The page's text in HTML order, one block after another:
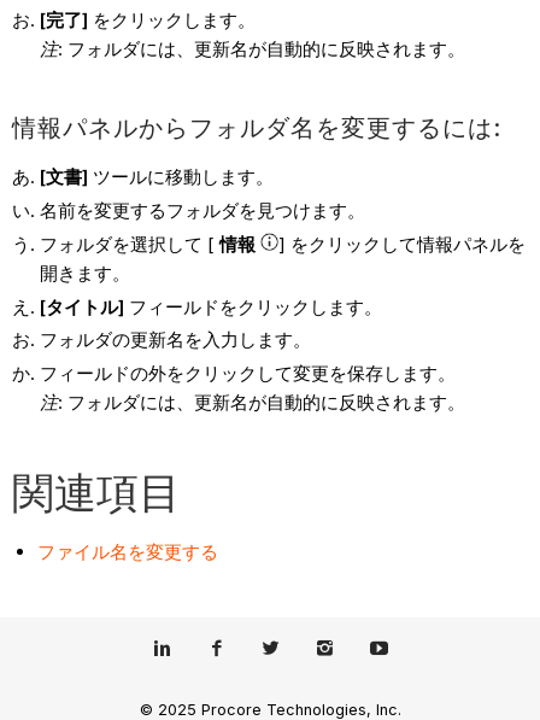
[完了] をクリックします。
注: フォルダには、更新名が自動的に反映されます。
情報パネルからフォルダ名を変更するには:
[文書] ツールに移動します。
名前を変更するフォルダを見つけます。
フォルダを選択して [情報
] をクリックして情報パネルを
開きます。
[タイトル] フィールドをクリックします。
フォルダの更新名を入力します。
フィールドの外をクリックして変更を保存します。
注: フォルダには、更新名が自動的に反映されます。
関連項目
ファイル名を変更する
© 2025 Procore Technologies, Inc.